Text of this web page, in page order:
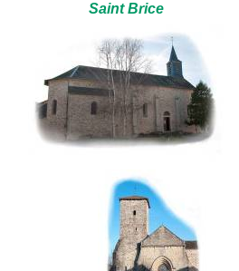
Saint Brice